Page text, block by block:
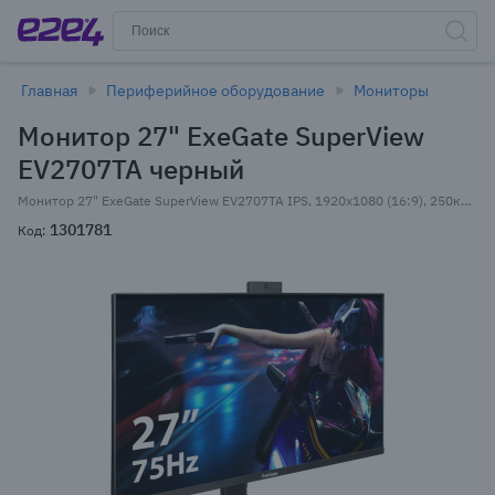
Главная Периферийное оборудование Мониторы
Монитор 27" ExeGate SuperView
EV2707TA черный
Монитор 27" ExeGate SuperView EV2707TA IPS, 1920x1080 (16:9), 250кд/м2, 5 мс, 178°/178°, VGA, HDMI, DisplayPort, USB-Hub, веб-камера, черный (EX297249RUS)
Код: 1301781